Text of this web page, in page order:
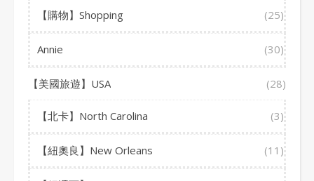
【購物】Shopping (25)
Annie (30)
【美國旅遊】USA (28)
【北卡】North Carolina (3)
【紐奧良】New Orleans (11)